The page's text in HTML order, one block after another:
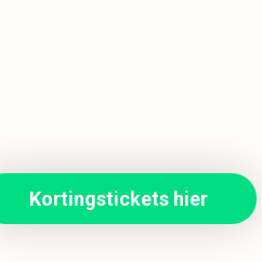
Kortingstickets hier